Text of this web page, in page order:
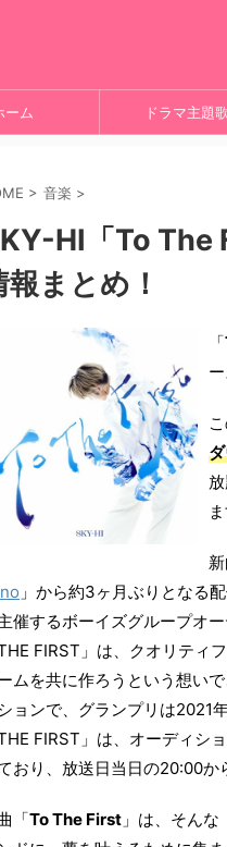
ーム ドラマ主題歌
> 音楽 >
HI「To The
報まとめ！
「
ま
」から約3ヶ月ぶりとなる
催するボーイズグループオ
THE FIRST」は、クオリティ
ムを共に作ろうという想い
ョンで、グランプリは2021
THE FIRST」は、オーディシ
おり、放送日当日の20:00か
「To The First 」は、そん